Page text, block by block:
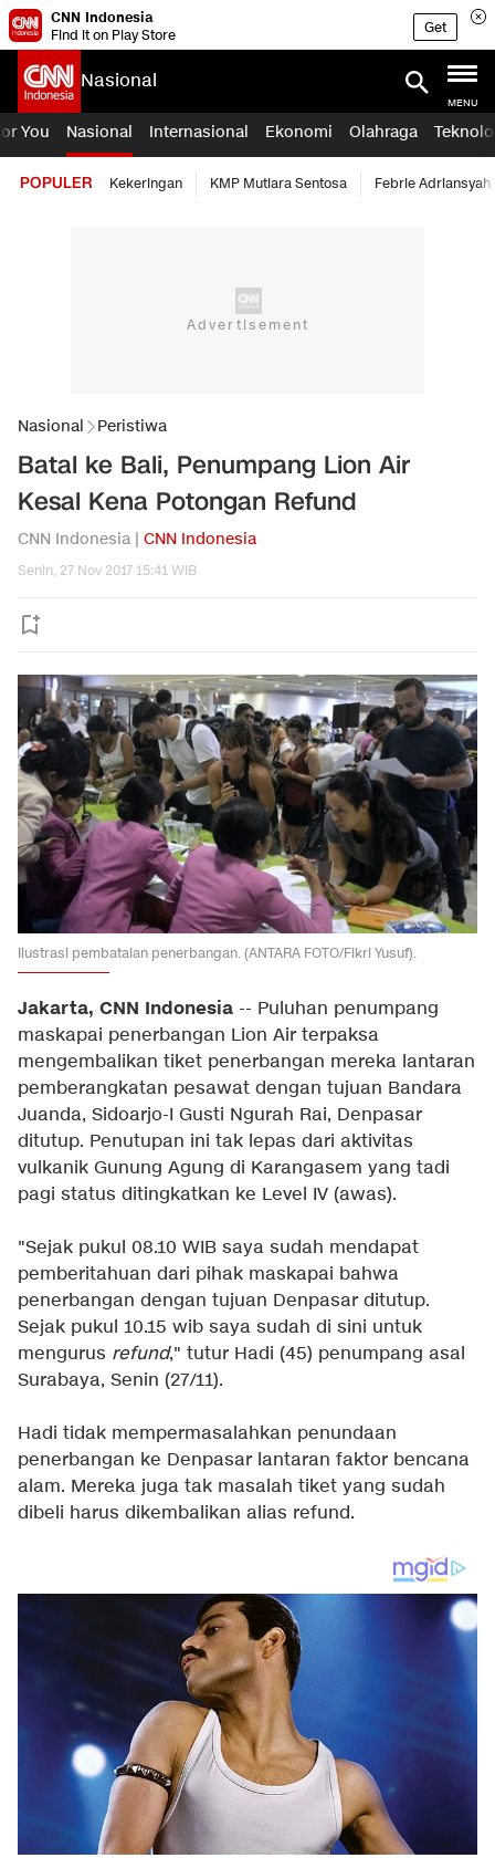
CNN Indonesia
Find it on Play Store
Get
Nasional
MENU
You Nasional Internasional Ekonomi Olahraga
POPULER Kekeringan KMP Mutiara Sentosa Febrie Adriansyah
Nasional Peristiwa
Batal ke Bali, Penumpang Lion Air
Kesal Kena Potongan Refund
CNN Indonesia | CNN Indonesia
Senin, 27 Nov 2017 15:41 WIB
Ilustrasi pembatalan penerbangan. (ANTARA FOTO/Fikri Yusuf).
Jakarta, CNN Indonesia -- Puluhan penumpang
maskapai penerbangan Lion Air terpaksa
mengembalikan tiket penerbangan mereka lantaran
pemberangkatan pesawat dengan tujuan Bandara
Juanda, Sidoarjo-I Gusti Ngurah Rai, Denpasar
ditutup. Penutupan ini tak lepas dari aktivitas
vulkanik Gunung Agung di Karangasem yang tadi
pagi status ditingkatkan ke Level IV (awas).
"Sejak pukul 08.10 WIB saya sudah mendapat
pemberitahuan dari pihak maskapai bahwa
penerbangan dengan tujuan Denpasar ditutup.
Sejak pukul 10.15 wib saya sudah di sini untuk
mengurus refund," tutur Hadi (45) penumpang asal
Surabaya, Senin (27/11).
Hadi tidak mempermasalahkan penundaan
penerbangan ke Denpasar lantaran faktor bencana
alam. Mereka juga tak masalah tiket yang sudah
dibeli harus dikembalikan alias refund.